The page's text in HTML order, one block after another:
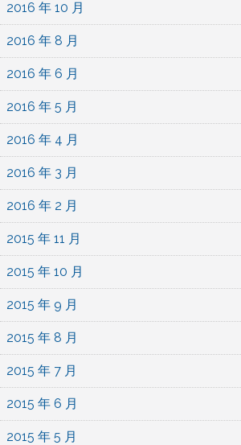
2016 年 10 月
2016 年 8 月
2016 年 6 月
2016 年 5 月
2016 年 4 月
2016 年 3 月
2016 年 2 月
2015 年 11 月
2015 年 10 月
2015 年 9 月
2015 年 8 月
2015 年 7 月
2015 年 6 月
2015 年 5 月